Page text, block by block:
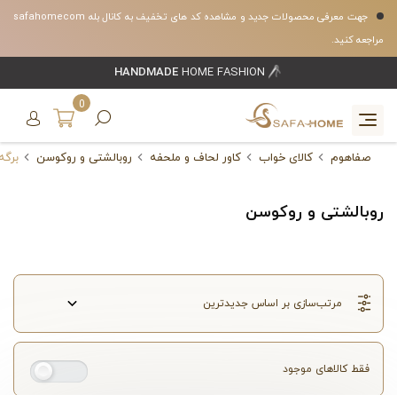
جهت معرفی محصولات جدید و مشاهده کد های تخفیف به کانال بله safahomecom
مراجعه کنید.
HANDMADE HOME FASHION
0
صفاهوم کالای خواب کاور لحاف و ملحفه روبالشتی و روکوسن
روبالشتی و روکوسن
فقط کالاهای موجود